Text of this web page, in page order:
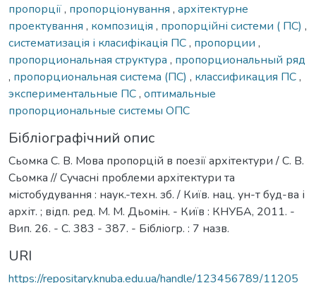
пропорції, пропорціонування , архітектурне
проектування , композиція , пропорційні системи ( ПС) ,
систематизація і класифікація ПС, пропорции ,
пропорциональная структура , пропорциональный ряд
, пропорциональная система (ПС) , классификация ПС,
экспериментальные ПС, оптимальные
пропорциональные системы ОПС
Бібліографічний опис
Сьомка С. В. Мова пропорцій в поезії архітектури / С. В.
Сьомка // Сучасні проблеми архітектури та
містобудування : наук.-техн. зб. / Київ. нац. ун-т буд-ва і
архіт. ; відп. ред. М. М. Дьомін. - Київ : КНУБА, 2011. -
Вип. 26. - С. 383 - 387. - Бібліогр. : 7 назв.
URI
https://repositary.knuba.edu.ua/handle/123456789/11205